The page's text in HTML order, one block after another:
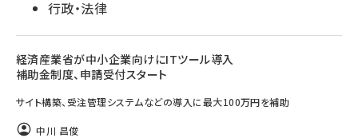
行政・法律
経済産業省が中小企業向けにITツール導入
補助金制度、申請受付スタート
サイト構築、受注管理システムなどの導入に最大100万円を補助
中川 昌俊